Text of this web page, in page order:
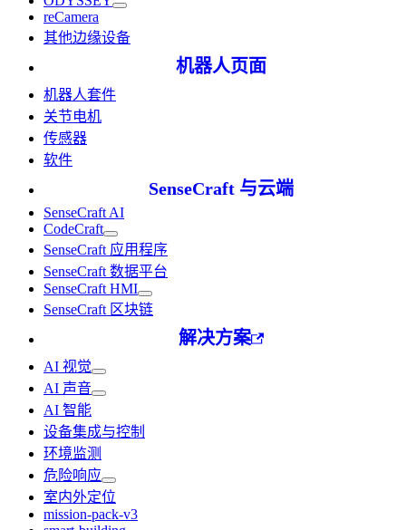
reCamera
其他边缘设备
机器人页面
机器人套件
关节电机
传感器
软件
SenseCraft 与云端
SenseCraft AI
CodeCraft
SenseCraft 应用程序
SenseCraft 数据平台
SenseCraft HMI
SenseCraft 区块链
解决方案
AI 视觉
AI 声音
AI 智能
设备集成与控制
环境监测
危险响应
室内外定位
mission-pack-v3